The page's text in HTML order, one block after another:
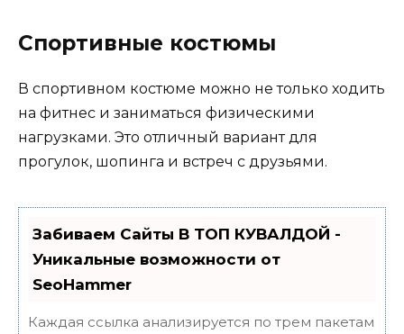
Спортивные костюмы
В спортивном костюме можно не только ходить
на фитнес и заниматься физическими
нагрузками. Это отличный вариант для
прогулок, шопинга и встреч с друзьями.
Забиваем Сайты В ТОП КУВАЛДОЙ -
Уникальные возможности от
SeoHammer
Каждая ссылка анализируется по трем пакетам